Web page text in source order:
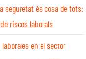
seguretat és cosa de tots:
riscos laborals
en el sector